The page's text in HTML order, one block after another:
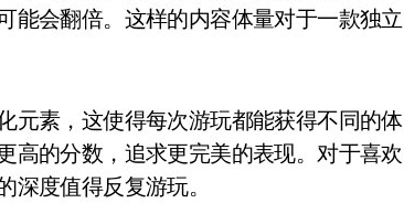
能会翻倍。这样的内容体量对于一款独立
元素，这使得每次游玩都能获得不同的体
高的分数，追求更完美的表现。对于喜欢
度值得反复游玩。